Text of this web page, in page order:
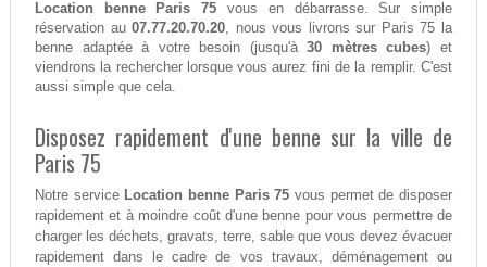
Location benne Paris 75 vous en débarrasse. Sur simple
réservation au07.77.20.70.20, nous vous livrons sur Paris 75 la
benne adaptée à votre besoin (jusqu'à30 mètres cubes) et
viendrons la rechercher lorsque vous aurez fini de la remplir. C'est
aussi simple que cela.
Disposez rapidement d'une benne sur la ville de
Paris 75
Notre service Location benne Paris 75 vous permet de disposer
rapidement et à moindre coût d'une benne pour vous permettre de
charger les déchets, gravats, terre, sable que vous devez évacuer
rapidement dans le cadre de vos travaux, déménagement ou